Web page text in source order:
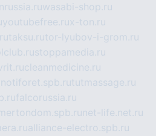
wasabi-shop.ru
youtubefree.rux-ton.ru
taksu.rutor-lyubov-i-grom.ru
stoppamedia.ru
cleanmedicine.ru
tutmassage.ru
falcorussia.ru
net-life.net.ru
alliance-electro.spb.ru